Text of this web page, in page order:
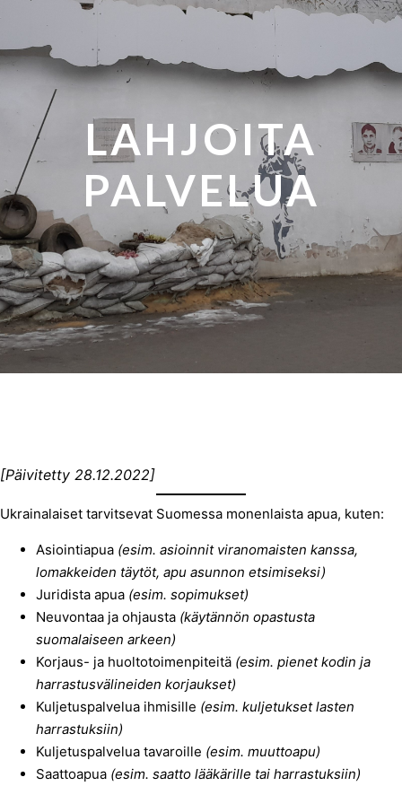
LAHJOITA
PALVELUA
[Päivitetty 28.12.2022]
Ukrainalaiset tarvitsevat Suomessa monenlaista apua, kuten:
Asiointiapua (esim. asioinnit viranomaisten kanssa,
lomakkeiden täytöt, apu asunnon etsimiseksi)
Juridista apua (esim. sopimukset)
Neuvontaa ja ohjausta (käytännön opastusta
suomalaiseen arkeen)
Korjaus- ja huoltotoimenpiteitä (esim. pienet kodin ja
harrastusvälineiden korjaukset)
Kuljetuspalvelua ihmisille (esim. kuljetukset lasten
harrastuksiin)
Kuljetuspalvelua tavaroille (esim. muuttoapu)
Saattoapua (esim. saatto lääkärille tai harrastuksiin)